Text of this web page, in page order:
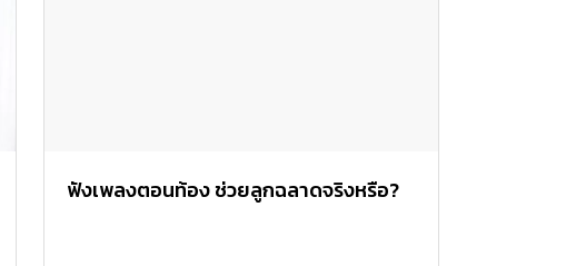
ฟังเพลงตอนท้อง ช่วยลูกฉลาดจริงหรือ?